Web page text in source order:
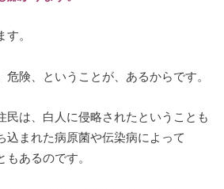
。
険、ということが、あるからです。
民は、白人に侵略されたということも
込まれた病原菌や伝染病によって
あるのです。